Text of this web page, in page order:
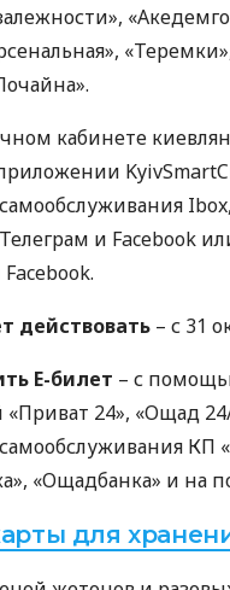
кабинете
Ibox,
и Facebook
действовать – с 31
Е-билет – с
24», «Ощад
КП
«Ощадбанка» и на
для